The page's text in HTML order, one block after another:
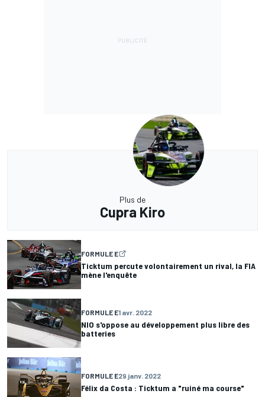
Plus de
Cupra Kiro
FORMULE E
Ticktum percute volontairement un rival, la FIA
mène l'enquête
FORMULE E1 avr. 2022
NIO s'oppose au développement plus libre des
batteries
FORMULE E29 janv. 2022
Félix da Costa : Ticktum a "ruiné ma course"